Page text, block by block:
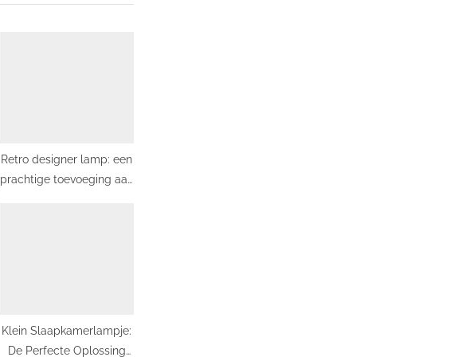
Retro designer lamp: een
prachtige toevoeging aan
Klein Slaapkamerlampje:
De Perfecte Oplossing